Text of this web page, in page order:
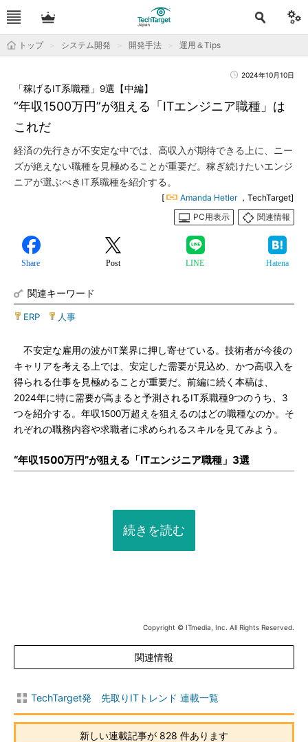
トップ システム開発 開発手法 運用＆Tips
2024年10月10日
“年収1500万円”が狙える「ITエンジニア職種」は
これだ
「稼げるIT系職種」9選【中編】
経済の先行きが不安定な中では、高収入が期待できる上に、ニー
ズが絶えない職種を見極めることが重要だ。稼ぎ続けたいエンジ
ニアが選ぶべきIT系職種を紹介する。
[ Amanda Hetler ，TechTarget]
PC用表示
関連情報
Share Post LINE Hatena
関連キーワード
ERP 人事
不安定な雇用の波がIT業界に押し寄せている。技術者が今後の
キャリアを考える上では、安定した需要が見込め、かつ高収入を
得られる仕事を見極めることが重要だ。前編に続く本稿は、
2024年に特に需要が高まると予測されるIT系職種9つのうち、3
つを紹介する。年収1500万超えを狙えるのはどの職種なのか。そ
れぞれの職務内容や求職者に求められるスキルを見てみよう。
“年収1500万円”が狙える「ITエンジニア職種」3選
続きを読む
Copyright © ITmedia, Inc. All Rights Reserved.
関連情報
TechTarget発 先取りITトレンド 連載一覧
新しい連載記事が 828 件あります